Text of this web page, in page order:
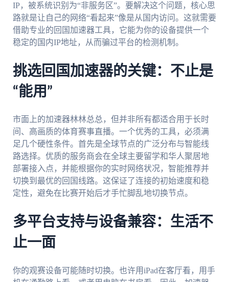
IP，被系统识别为“非服务区”。要解决这个问题，核心思
路就是让自己的网络“看起来”像是从国内访问。这就需要
借助专业的回国加速器工具，它能为你的设备提供一个
稳定的国内IP地址，从而骗过平台的检测机制。
挑选回国加速器的关键：不止是
“能用”
市面上的加速器林林总总，但并非所有都适合用于长时
间、高画质的体育赛事直播。一个优秀的工具，必须满
足几个硬性条件。首先是全球节点的广泛分布与智能线
路选择。优质的服务商会在全球主要留学和华人聚居地
部署接入点，并能根据你的实时网络状况，智能推荐并
切换到最优的回国线路。这保证了连接的初始速度和稳
定性，避免在比赛开始后才手忙脚乱地切换节点。
多平台支持与设备兼容：生活不
止一面
你的观赛设备可能随时切换。也许用iPad在客厅看，用手